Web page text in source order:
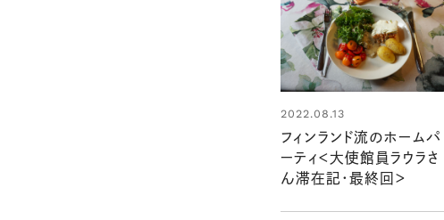
2022.08.13
フィンランド流のホームパ
ーティ＜大使館員ラウラさ
ん滞在記・最終回＞